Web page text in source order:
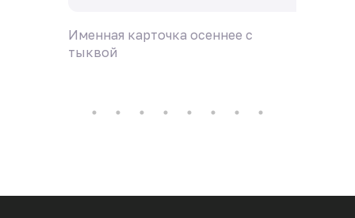
Именная карточка осеннее с
тыквой